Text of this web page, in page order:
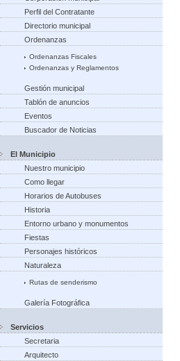
Perfil del Contratante
Directorio municipal
Ordenanzas
Ordenanzas Fiscales
Ordenanzas y Reglamentos
Gestión municipal
Tablón de anuncios
Eventos
Buscador de Noticias
El Municipio
Nuestro municipio
Como llegar
Horarios de Autobuses
Historia
Entorno urbano y monumentos
Fiestas
Personajes históricos
Naturaleza
Rutas de senderismo
Galería Fotográfica
Servicios
Secretaria
Arquitecto